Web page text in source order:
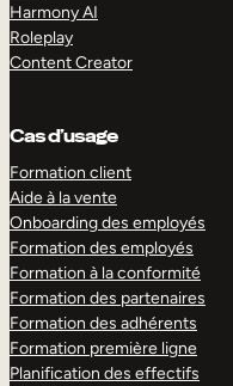
Harmony AI
Roleplay
Content Creator
Cas d’usage
Formation client
Aide à la vente
Onboarding des employés
Formation des employés
Formation à la conformité
Formation des partenaires
Formation des adhérents
Formation première ligne
Planification des effectifs